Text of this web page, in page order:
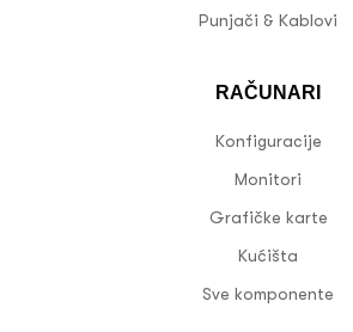
Punjači & Kablovi
RAČUNARI
Konfiguracije
Monitori
Grafičke karte
Kućišta
Sve komponente